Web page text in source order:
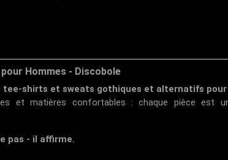
Hommes - Discobole
tee-shirts et sweats gothiques et alternatifs pour
et matières confortables : chaque pièce est
pas - il affirme.